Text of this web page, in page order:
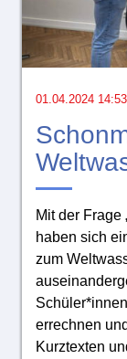
01.04.2024 14:53
Mit der Frage
haben sich
zum
errechnen
Kurztexten